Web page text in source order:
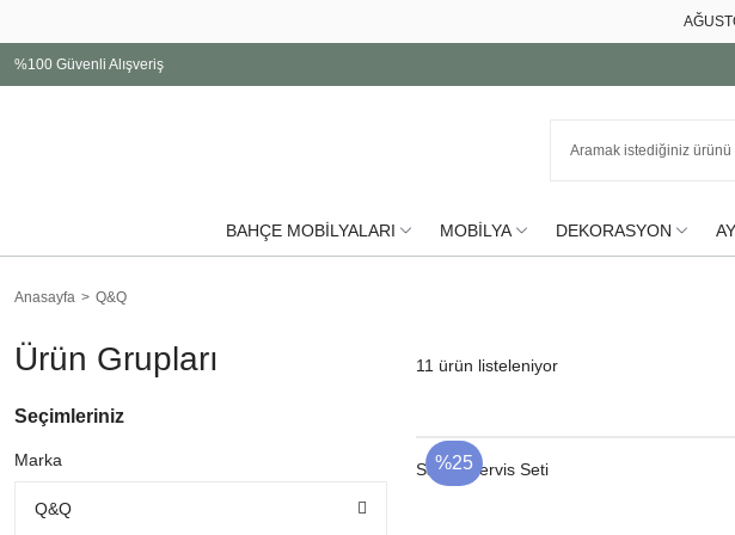
%100 Güvenli Alışveriş
BAHÇE MOBİLYALARI MOBİLYA DEKORASYON
Anasayfa Q&Q
Ürün Grupları
Seçimleriniz
Marka
Q&Q
11 ürün listeleniyor
%25
Salata Servis Seti